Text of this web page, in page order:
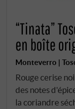
“Tinata”
en boîte
Monteverro |
Rouge cerise
des notes
la coriandre